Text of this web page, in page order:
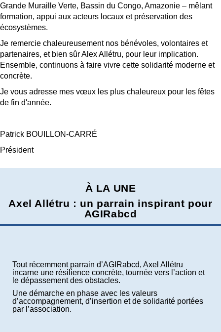
Grande Muraille Verte, Bassin du Congo, Amazonie – mêlant
formation, appui aux acteurs locaux et préservation des
écosystèmes.
Je remercie chaleureusement nos bénévoles, volontaires et
partenaires, et bien sûr Alex Allétru, pour leur implication.
Ensemble, continuons à faire vivre cette solidarité moderne et
concrète.
Je vous adresse mes vœux les plus chaleureux pour les fêtes
de fin d'année.
Patrick BOUILLON-CARRÉ
Président
À LA UNE
Axel Allétru : un parrain inspirant pour
AGIRabcd
Tout récemment parrain d’AGIRabcd, Axel Allétru
incarne une résilience concrète, tournée vers l’action et
le dépassement des obstacles.
Une démarche en phase avec les valeurs
d’accompagnement, d’insertion et de solidarité portées
par l’association.